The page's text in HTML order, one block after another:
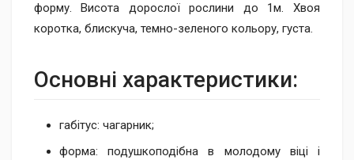
форму. Висота дорослої рослини до 1м. Хвоя
коротка, блискуча, темно-зеленого кольору, густа.
Основні характеристики:
габітус: чагарник;
форма: подушкоподібна в молодому віці і